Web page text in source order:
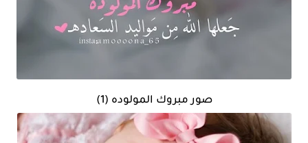
صور مبروك المولوده (1)